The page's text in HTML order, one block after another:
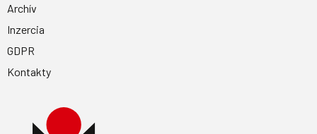
Archív
Inzercia
GDPR
Kontakty